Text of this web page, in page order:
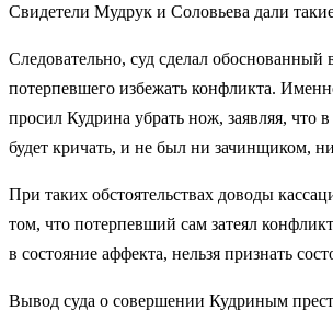
Свидетели Мудрук и Соловьева дали
Следовательно, суд сделал
потерпевшего избежать конфликта.
просил Кудрина убрать нож, заявляя, что
будет кричать, и не был ни зачинщиком,
При таких обстоятельствах доводы
том, что потерпевший сам затеял
в состояние аффекта, нельзя признать
Вывод суда о совершении Кудриным